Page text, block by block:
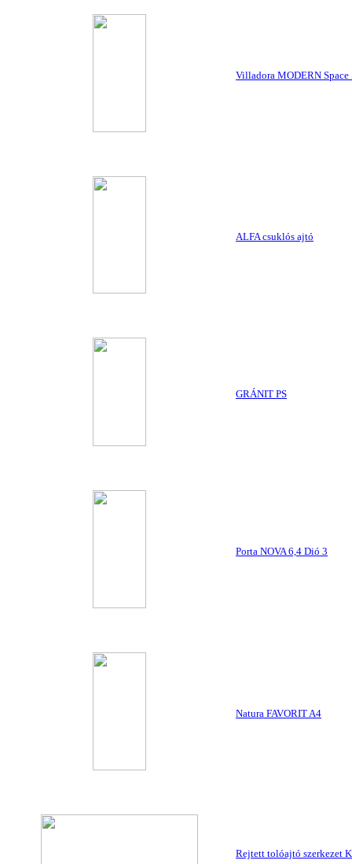
Villadora MODERN Space
ALFA csuklós ajtó
GRÁNIT PS
Porta NOVA 6,4 Dió 3
Natura FAVORIT A4
Rejtett tolóajtó szerkezet